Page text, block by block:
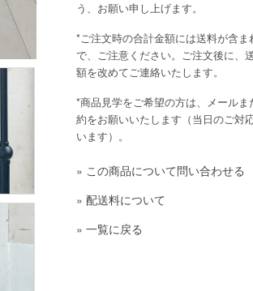
う、お願い申し上げます。
*ご注文時の合計金額には送料が含
で、ご注意ください。ご注文後に、
額を改めてご連絡いたします。
*商品見学をご希望の方は、メール
約をお願いいたします（当日のご対
います）。
» この商品について問い合わせる
» 配送料について
» 一覧に戻る